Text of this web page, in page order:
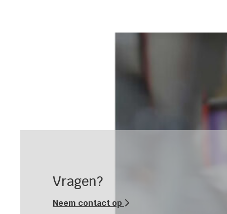
Vragen?
Neem contact op